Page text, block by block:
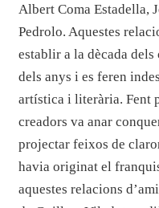
Albert Coma Estadella,
Pedrolo. Aquestes
establir a la dècada
dels anys i es feren
artística i literària. Fent
creadors va anar
projectar feixos de
havia originat el
aquestes relacions